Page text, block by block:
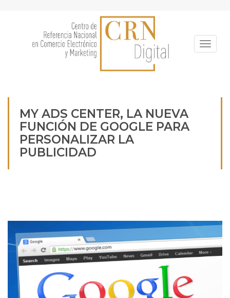
MY ADS CENTER, LA NUEVA
FUNCIÓN DE GOOGLE PARA
PERSONALIZAR LA
PUBLICIDAD